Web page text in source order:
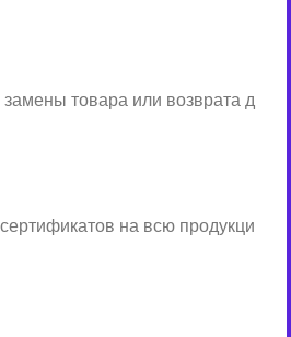
товара или возврата д
на всю продукци